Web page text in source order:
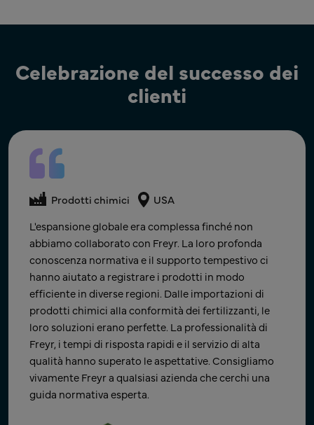
Celebrazione del successo dei
clienti
Prodotti chimici
Conformità del Prodotto
Volevo augurarvi il meglio e ribadire i miei
ringraziamenti e quelli del team per tutto il vostro
duro lavoro e impegno. Credo che stiamo davvero
raggiungendo una posizione in cui abbiamo
modalità di lavoro chiare e un piano più definito.
Auguri, e spero di lavorare di nuovo con voi in futuro.
Associato di conformità normativa
Scholl - FLP, Ricerca e Sviluppo
Azienda multinazionale di beni di consumo, con sede nel
Regno Unito
Prodotti chimici
Paesi Bassi
La collaborazione con Freyr ci ha sollevato da alcune
delle preoccupazioni e degli oneri legati al rispetto
delle complesse normative in materia di imballaggi,
nonché dei requisiti e del contesto in continua
evoluzione. Ora sappiamo di essere in buone mani e
continuiamo a lavorare con loro. Se anche la vostra
azienda ha difficoltà a districarsi tra i complessi
requisiti di conformità in materia di imballaggi, vi
consiglio vivamente Freyr come partner affidabile e
prezioso per i progetti relativi alle normative sugli
imballaggi.
Prodotti chimici
USA
L'espansione globale era complessa finché non
abbiamo collaborato con Freyr. La loro profonda
conoscenza normativa e il supporto tempestivo ci
hanno aiutato a registrare i prodotti in modo
efficiente in diverse regioni. Dalle importazioni di
prodotti chimici alla conformità dei fertilizzanti, le
loro soluzioni erano perfette. La professionalità di
Freyr, i tempi di risposta rapidi e il servizio di alta
qualità hanno superato le aspettative. Consigliamo
vivamente Freyr a qualsiasi azienda che cerchi una
guida normativa esperta.